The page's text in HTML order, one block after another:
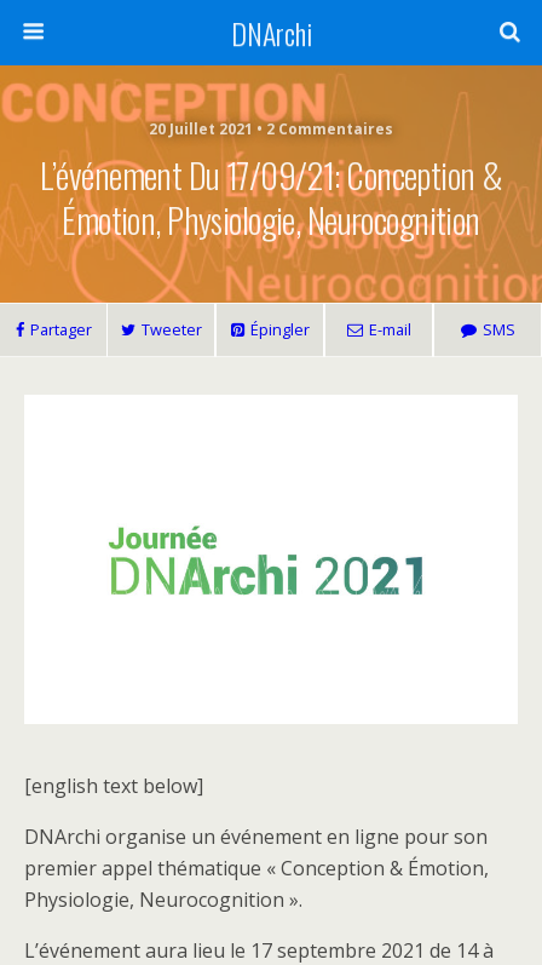
DNArchi
20 Juillet 2021 • 2 Commentaires
L’événement Du 17/09/21: Conception &
Émotion, Physiologie, Neurocognition
Partager Tweeter Épingler E-mail SMS
[english text below]
DNArchi organise un événement en ligne pour son
premier appel thématique « Conception & Émotion,
Physiologie, Neurocognition ».
L’événement aura lieu le 17 septembre 2021 de 14 à